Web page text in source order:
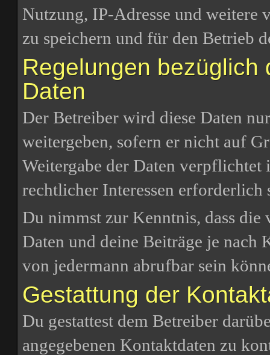
Nutzung, IP-Adresse und weitere
zu speichern und für den Betrieb
Regelungen bezüglich
Daten
Der Betreiber wird diese Daten
weitergeben, sofern er nicht auf
Weitergabe der Daten
rechtlicher Interessen erforderlich
Du nimmst zur Kenntnis, dass
Daten und deine Beiträge je
von jedermann abrufbar sein
Gestattung der
Du gestattest dem Betreiber
angegebenen Kontaktdaten zu